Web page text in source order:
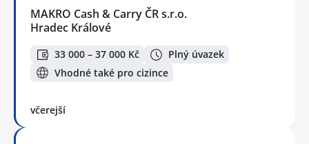
MAKRO Cash & Carry ČR s.r.o.
Hradec Králové
33 000 – 37 000 Kč
Plný úvazek
Vhodné také pro cizince
včerejší